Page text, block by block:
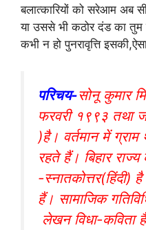
बलात्कारियों को सरेआम अब
या उससे भी कठोर दंड का तुम
कभी न हो पुनरावृत्ति
परिचय-सोनू कुमार
फरवरी १९९३ तथा
)है। वर्तमान में ग्राम
रहते हैं। बिहार राज्य
-स्नातकोत्तर(हिंदी)
हैं। सामाजिक
लेखन विधा-कविता